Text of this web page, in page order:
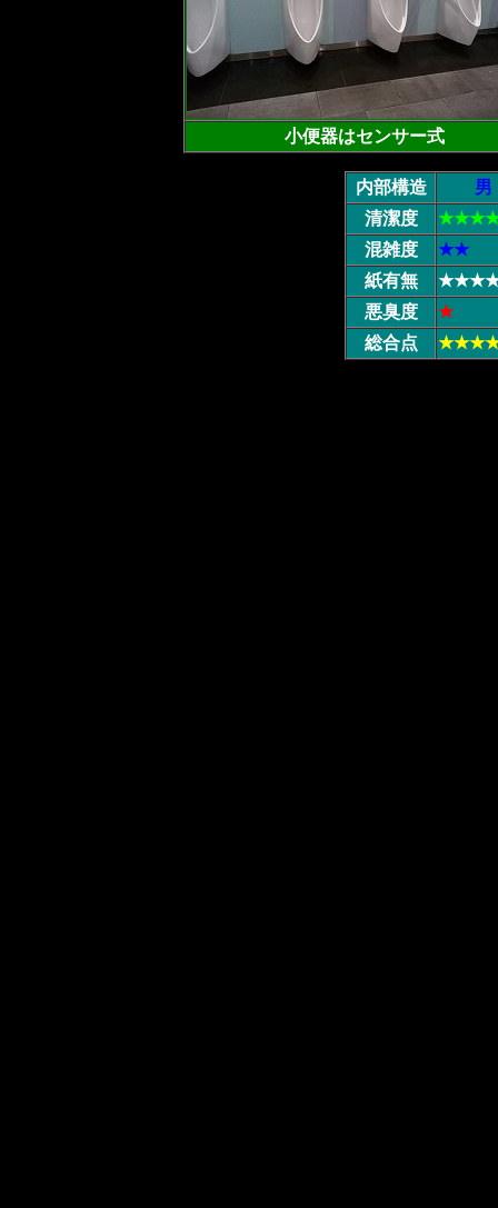
小便器はセンサー式
内部構造 男
清潔度
混雑度
★★
紙有無
悪臭度
★
総合点